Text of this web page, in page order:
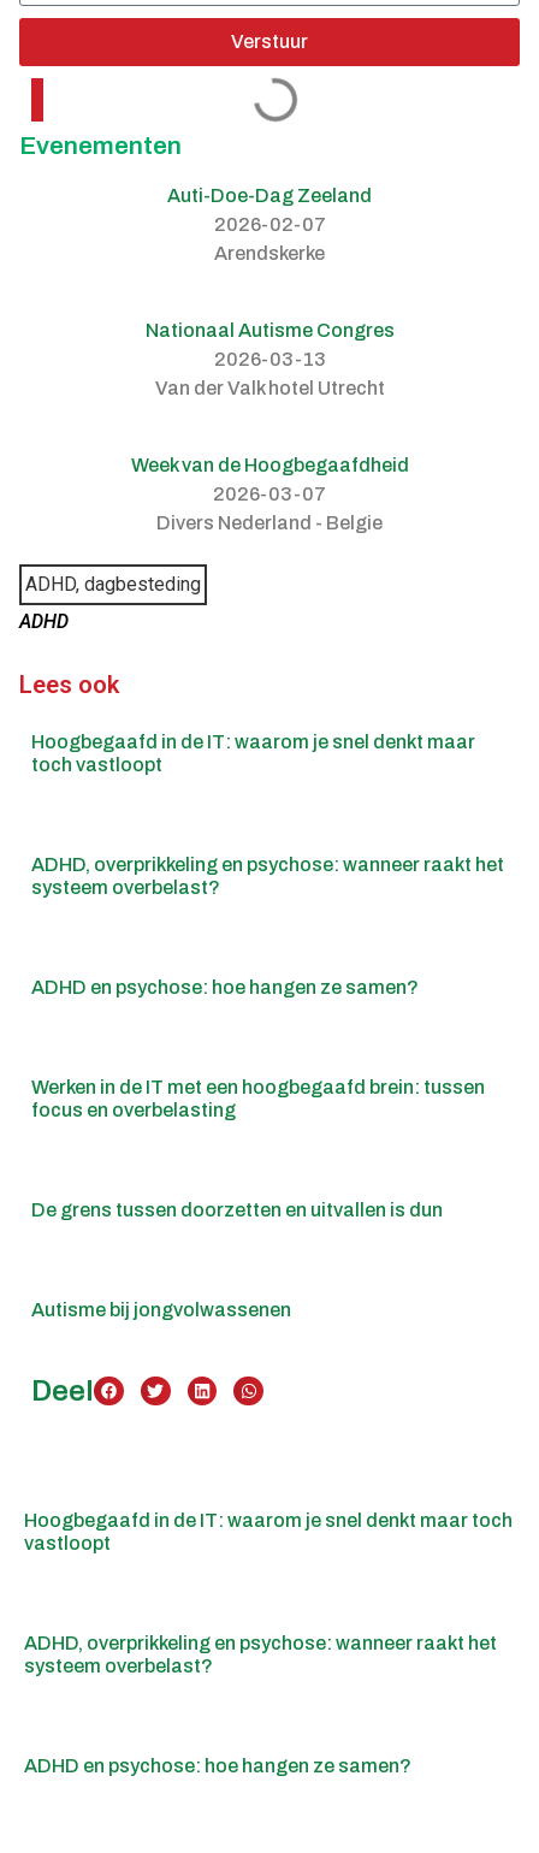
Verstuur
Evenementen
Auti-Doe-Dag Zeeland
2026-02-07
Arendskerke
Nationaal Autisme Congres
2026-03-13
Van der Valk hotel Utrecht
Week van de Hoogbegaafdheid
2026-03-07
Divers Nederland - Belgie
ADHD, dagbesteding
ADHD
Lees ook
Hoogbegaafd in de IT: waarom je snel denkt maar
toch vastloopt
ADHD, overprikkeling en psychose: wanneer raakt het
systeem overbelast?
ADHD en psychose: hoe hangen ze samen?
Werken in de IT met een hoogbegaafd brein: tussen
focus en overbelasting
De grens tussen doorzetten en uitvallen is dun
Autisme bij jongvolwassenen
Deel
Hoogbegaafd in de IT: waarom je snel denkt maar toch
vastloopt
ADHD, overprikkeling en psychose: wanneer raakt het
systeem overbelast?
ADHD en psychose: hoe hangen ze samen?